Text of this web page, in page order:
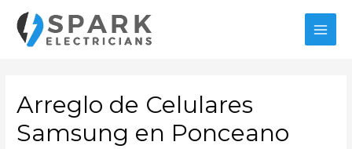
contenido
Arreglo de Celulares
Samsung en Ponceano